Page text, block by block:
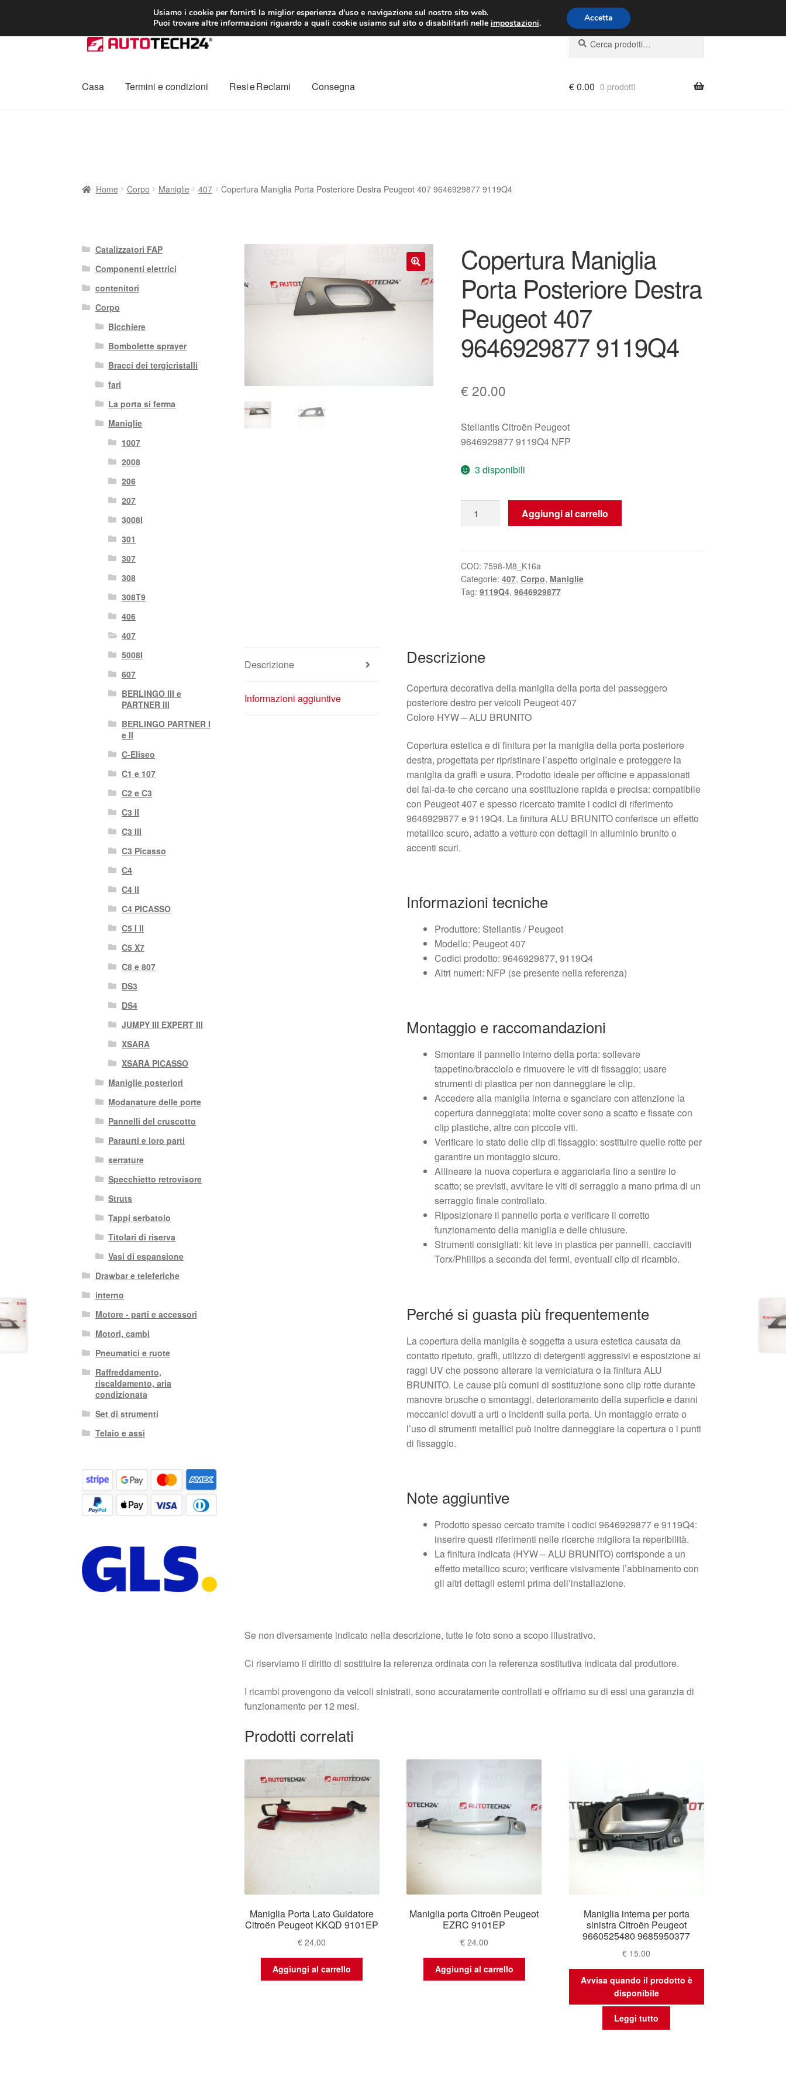
CONSEGNA da 7 EUR Lun-Ven 9:00 - 16:00 800 580 290
Vai
alla
Vai
al
Cerca:
Cerca
Casa Termini e condizioni Resi e Reclami Consegna €0.00 0 prodotti
Home Corpo Maniglie 407 Copertura Maniglia Porta Posteriore Destra Peugeot 407 9646929877 9119Q4
Copertura Maniglia
Porta Posteriore Destra
Peugeot 407
9646929877 9119Q4
€ 20.00
Stellantis Citroën Peugeot
9646929877 9119Q4 NFP
3 disponibili
Maniglia
Destra
Peugeot
407
Aggiungi al carrello
COD: 7598-M8_K16a
Categorie: 407, Corpo, Maniglie
Tag: 9119Q4, 9646929877
Descrizione
Informazioni aggiuntive
Descrizione
Copertura decorativa della maniglia della porta del passeggero
posteriore destro per veicoli Peugeot 407
Colore HYW – ALU BRUNITO
Copertura estetica e di finitura per la maniglia della porta posteriore
destra, progettata per ripristinare l’aspetto originale e proteggere la
maniglia da graffi e usura. Prodotto ideale per officine e appassionati
del fai-da-te che cercano una sostituzione rapida e precisa: compatibile
con Peugeot 407 e spesso ricercato tramite i codici di riferimento
9646929877 e 9119Q4. La finitura ALU BRUNITO conferisce un effetto
metallico scuro, adatto a vetture con dettagli in alluminio brunito o
accenti scuri.
Informazioni tecniche
Produttore: Stellantis / Peugeot
Modello: Peugeot 407
Codici prodotto: 9646929877, 9119Q4
Altri numeri: NFP (se presente nella referenza)
Montaggio e raccomandazioni
Smontare il pannello interno della porta: sollevare
tappetino/bracciolo e rimuovere le viti di fissaggio; usare
strumenti di plastica per non danneggiare le clip.
Accedere alla maniglia interna e sganciare con attenzione la
copertura danneggiata: molte cover sono a scatto e fissate con
clip plastiche, altre con piccole viti.
Verificare lo stato delle clip di fissaggio: sostituire quelle rotte per
garantire un montaggio sicuro.
Allineare la nuova copertura e agganciarla fino a sentire lo
scatto; se previsti, avvitare le viti di serraggio a mano prima di un
serraggio finale controllato.
Riposizionare il pannello porta e verificare il corretto
funzionamento della maniglia e delle chiusure.
Strumenti consigliati: kit leve in plastica per pannelli, cacciaviti
Torx/Phillips a seconda dei fermi, eventuali clip di ricambio.
Perché si guasta più frequentemente
La copertura della maniglia è soggetta a usura estetica causata da
contatto ripetuto, graffi, utilizzo di detergenti aggressivi e esposizione ai
raggi UV che possono alterare la verniciatura o la finitura ALU
BRUNITO. Le cause più comuni di sostituzione sono clip rotte durante
manovre brusche o smontaggi, deterioramento della superficie e danni
meccanici dovuti a urti o incidenti sulla porta. Un montaggio errato o
l’uso di strumenti metallici può inoltre danneggiare la copertura o i punti
di fissaggio.
Note aggiuntive
Prodotto spesso cercato tramite i codici 9646929877 e 9119Q4:
inserire questi riferimenti nelle ricerche migliora la reperibilità.
La finitura indicata (HYW – ALU BRUNITO) corrisponde a un
effetto metallico scuro; verificare visivamente l’abbinamento con
gli altri dettagli esterni prima dell’installazione.
Se non diversamente indicato nella descrizione, tutte le foto sono a scopo illustrativo.
Ci riserviamo il diritto di sostituire la referenza ordinata con la referenza sostitutiva indicata dal produttore.
I ricambi provengono da veicoli sinistrati, sono accuratamente controllati e offriamo su di essi una garanzia di
funzionamento per 12 mesi.
Prodotti correlati
Maniglia Porta Lato Guidatore
Citroën Peugeot KKQD 9101EP
€ 24.00
Aggiungi al carrello
Maniglia porta Citroën Peugeot
EZRC 9101EP
€24.00
Aggiungi al carrello
Maniglia interna per porta
sinistra Citroën Peugeot
9660525480 9685950377
€ 15.00
Avvisa quando il prodotto è
disponibile
Leggi tutto
Catalizzatori FAP
Componenti elettrici
contenitori
Corpo
Bicchiere
Bombolette sprayer
Bracci dei tergicristalli
fari
La porta si ferma
Maniglie
1007
2008
206
207
3008I
301
307
308
308T9
406
407
5008I
607
BERLINGO III e
PARTNER III
BERLINGO PARTNER I
e II
C-Eliseo
C1 e 107
C2 e C3
C3 II
C3 III
C3 Picasso
C4
C4 II
C4 PICASSO
C5 I II
C5 X7
C8 e 807
DS3
DS4
JUMPY III EXPERT III
XSARA
XSARA PICASSO
Maniglie posteriori
Modanature delle porte
Pannelli del cruscotto
Paraurti e loro parti
serrature
Specchietto retrovisore
Struts
Tappi serbatoio
Titolari di riserva
Vasi di espansione
Drawbar e teleferiche
interno
Motore - parti e accessori
Motori, cambi
Pneumatici e ruote
Raffreddamento,
riscaldamento, aria
condizionata
Set di strumenti
Telaio e assi
Usiamo i cookie per fornirti la miglior esperienza d'uso e navigazione sul nostro sito web.
Puoi trovare altre informazioni riguardo a quali cookie usiamo sul sito o disabilitarli nelle impostazioni. Accetta